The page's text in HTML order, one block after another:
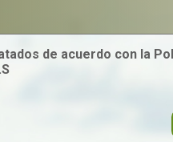
de acuerdo con la